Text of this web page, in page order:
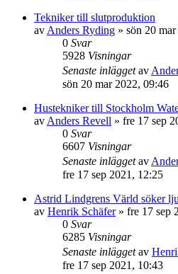
Tekniker till slutproduktion
av Anders Ryding » sön 20
0 Svar
5928 Visningar
Senaste inläggetav
sön 20 mar 2022, 09:46
Hustekniker till Stockholm
av Anders Revell » fre 17 sep
0 Svar
6607 Visningar
Senaste inläggetav
fre 17 sep 2021, 12:25
Astrid Lindgrens Värld söker
av Henrik Schäfer» fre 17 sep
0 Svar
6285 Visningar
Senaste inläggetav
fre 17 sep 2021, 10:43